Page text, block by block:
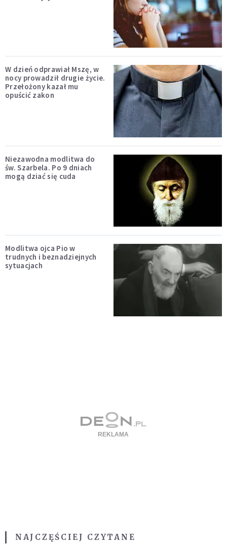
W dzień odprawiał Mszę, w
nocy prowadził drugie życie.
Przełożony kazał mu
opuścić zakon
Niezawodna modlitwa do
św. Szarbela. Po 9 dniach
mogą dziać się cuda
Modlitwa ojca Pio w
trudnych i beznadziejnych
sytuacjach
NAJCZĘŚCIEJ CZYTANE